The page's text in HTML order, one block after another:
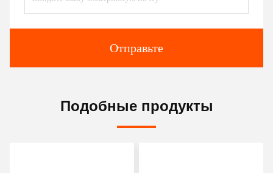
Отправьте
Подобные продукты